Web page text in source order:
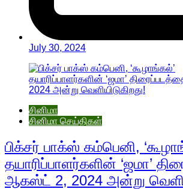
July 30, 2024
சினிமா
சினிமா செய்திகள்
பிக்சர் பாக்ஸ் கம்பெனி,
தயாரிப்பாளர்களின் ‘ஜமா’
ஆகஸ்ட் 2, 2024 அன்று